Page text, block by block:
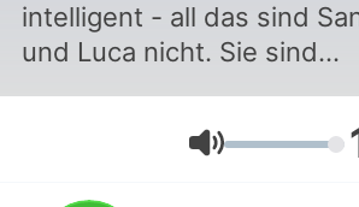
intelligent - all das sind
und Luca nicht. Sie sind
Rabattcodes und Infos zu
unseren Werbepartnern
Lautstärke